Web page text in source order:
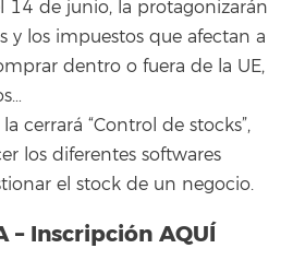
14 de junio, la protagonizarán
y los impuestos que afectan a
dentro o fuera de la UE,
cerrará “Control de stocks”,
los diferentes softwares
el stock de un negocio.
– Inscripción AQUÍ